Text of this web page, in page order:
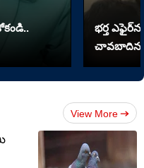
భర్త
చావబాదిన
View More